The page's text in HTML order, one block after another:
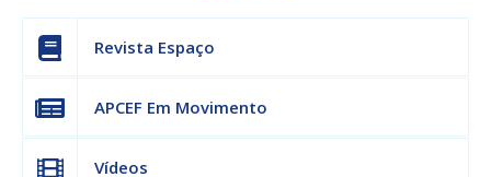
Revista Espaço
APCEF Em Movimento
Vídeos